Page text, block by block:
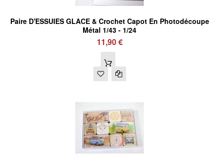
Paire D'ESSUIES GLACE & Crochet Capot En Photodécoupe
Métal 1/43 - 1/24
11,90 €